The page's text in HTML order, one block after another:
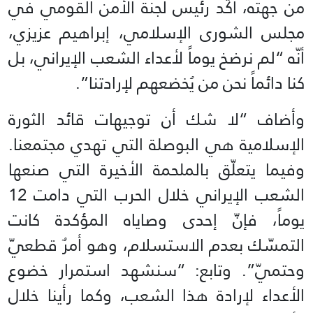
من جهته، أكّد رئيس لجنة الأمن القومي في
مجلس الشورى الإسلامي، إبراهيم عزيزي،
أنّه “لم نرضخ يوماً لأعداء الشعب الإيراني، بل
كنا دائماً نحن من يُخضعهم لإرادتنا”.
وأضاف “لا شك أن توجيهات قائد الثورة
الإسلامية هي البوصلة التي تهدي مجتمعنا.
وفيما يتعلّق بالملحمة الأخيرة التي صنعها
الشعب الإيراني خلال الحرب التي دامت 12
يوماً، فإنّ إحدى وصاياه المؤكدة كانت
التمسّك بعدم الاستسلام، وهو أمرٌ قطعيّ
وحتميّ”. وتابع: “سنشهد استمرار خضوع
الأعداء لإرادة هذا الشعب، وكما رأينا خلال